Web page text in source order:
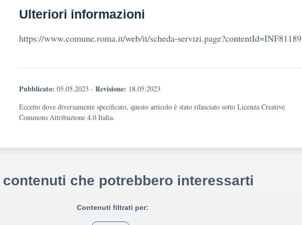
Ulteriori informazioni
https://www.comune.roma.it/web/it/scheda-servizi.page?contentId=INF81189
Pubblicato: 05.05.2023 - Revisione: 18.05.2023
Eccetto dove diversamente specificato, questo articolo è stato rilasciato sotto Licenza Creative
Commons Attribuzione 4.0 Italia.
che potrebbero interessarti
Contenuti filtrati per: